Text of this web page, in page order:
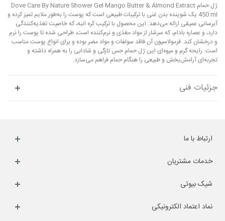
ژل حمام Dove Care By Nature Shower Gel Mango Butter & Almond Extract
450 ml یک شوینده بدن غنی با ترکیبات طبیعی است که پوست را به‌طور ملایم تمیز کرده و
آبرسانی عمیقی ارائه می‌دهد. این محصول با ترکیب کره انبه، که خاصیت تغذیه‌کنندگی
دارد، و عصاره بادام، که سرشار از مواد مغذی و نرم‌کننده است، طراحی شده تا پوست را نرم
و درخشان کند. فرمولاسیون آن فاقد سولفات و مواد مضر بوده و برای انواع پوست مناسب
است. رایحه گرم و میوه‌ای این ژل حمام حس تازگی و شادابی را به همراه داشته و
تجربه‌ای آرامش‌بخش و طبیعی را هنگام حمام فراهم می‌سازد.
جزئیات فنی
ارتباط با ما
خدمات مشتریان
شیک بیوتی
نماد اعتماد الکترونیکی